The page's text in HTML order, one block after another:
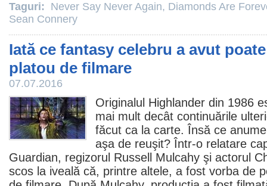
Taguri: Never Say Never Again, Diamonds Are
Sean Connery
Iată ce fantasy celebru a avut
platou de filmare
07.07.2016
Originalul Highlander din 1986
mai mult decât continuările
făcut ca la carte. Însă ce
aşa de reuşit? Într-o relatare
Guardian, regizorul Russell Mulcahy şi actorul
scos la iveală că, printre altele, a fost vorba de